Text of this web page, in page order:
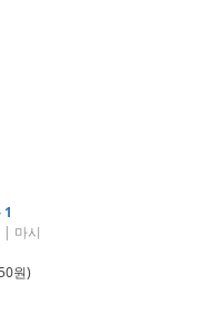
1
| 마시
원)